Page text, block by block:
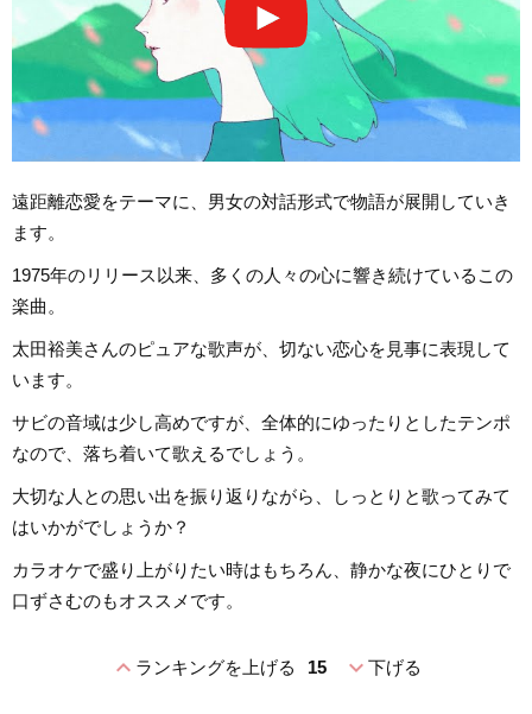
遠距離恋愛をテーマに、男女の対話形式で物語が展開していき
ます。
1975年のリリース以来、多くの人々の心に響き続けているこの
楽曲。
太田裕美さんのピュアな歌声が、切ない恋心を見事に表現して
います。
サビの音域は少し高めですが、全体的にゆったりとしたテンポ
なので、落ち着いて歌えるでしょう。
大切な人との思い出を振り返りながら、しっとりと歌ってみて
はいかがでしょうか？
カラオケで盛り上がりたい時はもちろん、静かな夜にひとりで
口ずさむのもオススメです。
expand_lessランキングを上げる 15 expand_more下げる